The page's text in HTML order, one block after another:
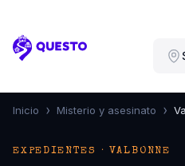
Questo
Inicio › Misterio y asesinato ›
EXPEDIENTES · VALBONNE